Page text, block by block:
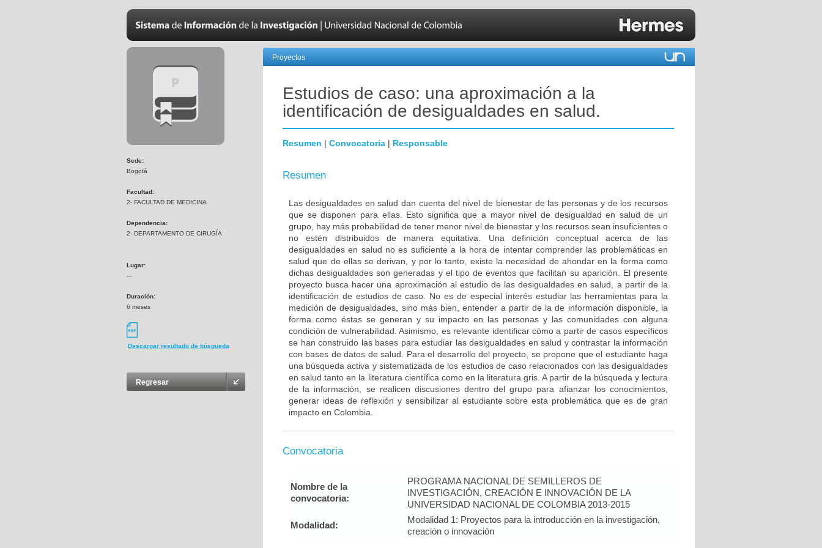
Sede:
Bogotá
Facultad:
2- FACULTAD DE MEDICINA
Dependencia:
2- DEPARTAMENTO DE CIRUGÍA
Lugar:
---
Duración:
6 meses
Descargar resultado de búsqueda
Regresar
Proyectos
Estudios de caso: una aproximación a la
identificación de desigualdades en salud.
Resumen | Convocatoria | Responsable
Resumen
Las desigualdades en salud dan cuenta del nivel de bienestar de las personas y de los recursos
que se disponen para ellas. Esto significa que a mayor nivel de desigualdad en salud de un
grupo, hay más probabilidad de tener menor nivel de bienestar y los recursos sean insuficientes o
no estén distribuidos de manera equitativa. Una definición conceptual acerca de las
desigualdades en salud no es suficiente a la hora de intentar comprender las problemáticas en
salud que de ellas se derivan, y por lo tanto, existe la necesidad de ahondar en la forma como
dichas desigualdades son generadas y el tipo de eventos que facilitan su aparición. El presente
proyecto busca hacer una aproximación al estudio de las desigualdades en salud, a partir de la
identificación de estudios de caso. No es de especial interés estudiar las herramientas para la
medición de desigualdades, sino más bien, entender a partir de la de información disponible, la
forma como éstas se generan y su impacto en las personas y las comunidades con alguna
condición de vulnerabilidad. Asimismo, es relevante identificar cómo a partir de casos específicos
se han construido las bases para estudiar las desigualdades en salud y contrastar la información
con bases de datos de salud. Para el desarrollo del proyecto, se propone que el estudiante haga
una búsqueda activa y sistematizada de los estudios de caso relacionados con las desigualdades
en salud tanto en la literatura científica como en la literatura gris. A partir de la búsqueda y lectura
de la información, se realicen discusiones dentro del grupo para afianzar los conocimientos,
generar ideas de reflexión y sensibilizar al estudiante sobre esta problemática que es de gran
impacto en Colombia.
Convocatoria
Nombre de la
convocatoria:
PROGRAMA NACIONAL DE SEMILLEROS DE
INVESTIGACIÓN, CREACIÓN E INNOVACIÓN DE LA
UNIVERSIDAD NACIONAL DE COLOMBIA 2013-2015
Modalidad:
Modalidad 1: Proyectos para la introducción en la investigación,
creación o innovación